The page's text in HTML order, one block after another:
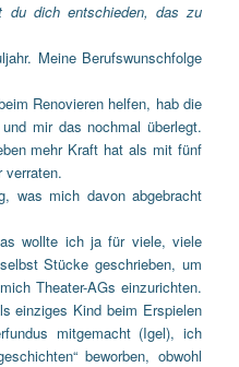
du dich entschieden, das zu
Meine Berufswunschfolge
Renovieren helfen, hab die
mir das nochmal überlegt.
mehr Kraft hat als mit fünf
verraten.
was mich davon abgebracht
wollte ich ja für viele, viele
Stücke geschrieben, um
Theater-AGs einzurichten.
einziges Kind beim Erspielen
mitgemacht (Igel), ich
beworben, obwohl